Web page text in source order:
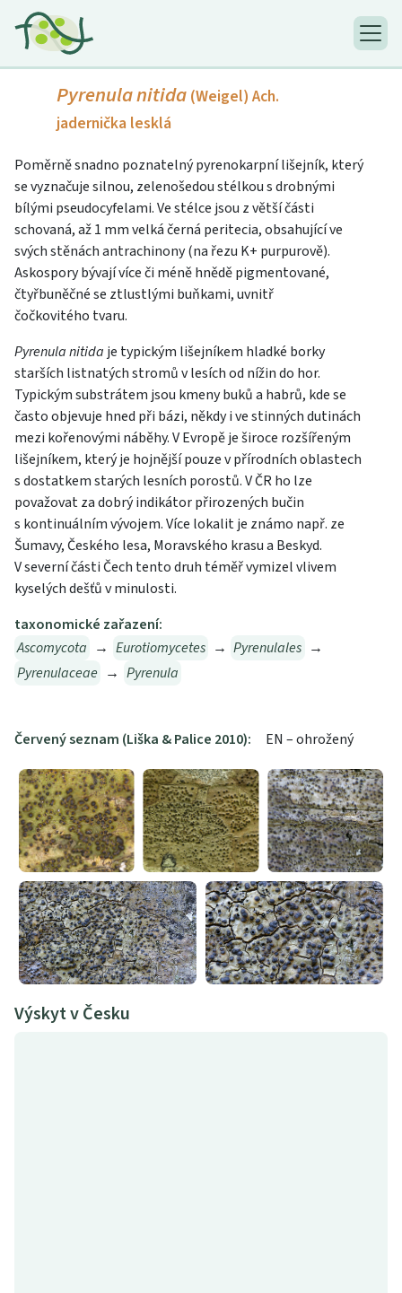
Pyrenula nitida (Weigel) Ach.
jadernička lesklá
Poměrně snadno poznatelný pyrenokarpní lišejník, který
se vyznačuje silnou, zelenošedou stélkou s drobnými
bílými pseudocyfelami. Ve stélce jsou z větší části
schovaná, až 1 mm velká černá peritecia, obsahující ve
svých stěnách antrachinony (na řezu K+ purpurově).
Askospory bývají více či méně hnědě pigmentované,
čtyřbuněčné se ztlustlými buňkami, uvnitř
čočkovitého tvaru.
Pyrenula nitida je typickým lišejníkem hladké borky
starších listnatých stromů v lesích od nížin do hor.
Typickým substrátem jsou kmeny buků a habrů, kde se
často objevuje hned při bázi, někdy i ve stinných dutinách
mezi kořenovými náběhy. V Evropě je široce rozšířeným
lišejníkem, který je hojnější pouze v přírodních oblastech
s dostatkem starých lesních porostů. V ČR ho lze
považovat za dobrý indikátor přirozených bučin
s kontinuálním vývojem. Více lokalit je známo např. ze
Šumavy, Českého lesa, Moravského krasu a Beskyd.
V severní části Čech tento druh téměř vymizel vlivem
kyselých dešťů v minulosti.
taxonomické zařazení:
Ascomycota → Eurotiomycetes → Pyrenulales →
Pyrenulaceae → Pyrenula
Červený seznam (Liška & Palice 2010): EN – ohrožený
Výskyt v Česku